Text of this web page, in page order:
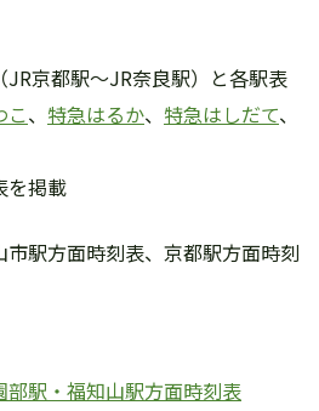
JR京都駅～JR奈良駅）と各駅表
こ、 特急はるか、 特急はしだて、
を掲載
市駅方面時刻表、京都駅方面時刻
部駅・福知山駅方面時刻表